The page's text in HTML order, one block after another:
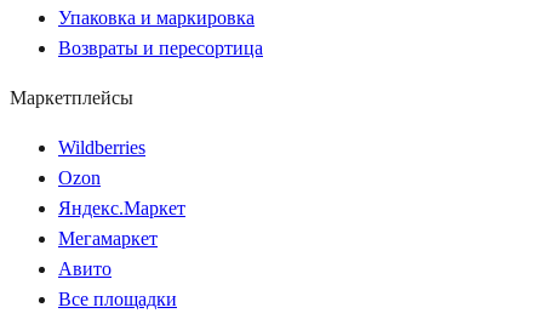
Упаковка и маркировка
Возвраты и пересортица
Маркетплейсы
Wildberries
Ozon
Яндекс.Маркет
Мегамаркет
Авито
Все площадки